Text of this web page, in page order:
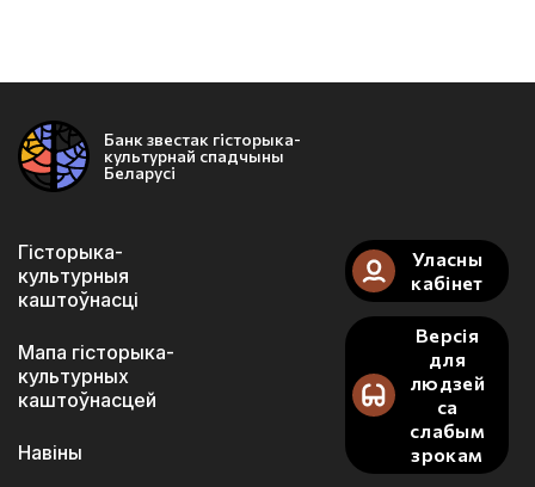
Банк звестак гісторыка-
культурнай спадчыны
Беларусі
Гісторыка-
культурныя
каштоўнасці
Мапа гісторыка-
культурных
каштоўнасцей
Навіны
Уласны
кабінет
Версія
для
людзей
са
слабым
зрокам